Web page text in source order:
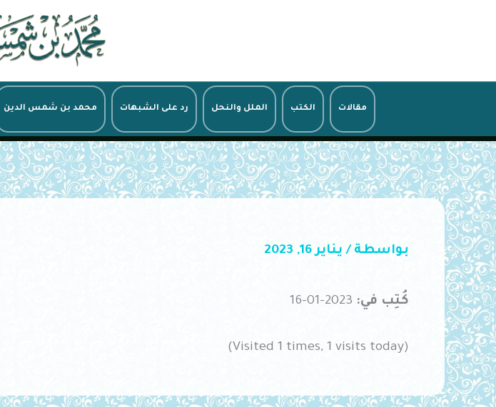
مقالات الكتب الملل والنحل رد على الشبهات محمد بن شمس الدين
بواسطة / يناير 16, 2023
كُتِب في: 2023-01-16
(Visited 1 times, 1 visits today)